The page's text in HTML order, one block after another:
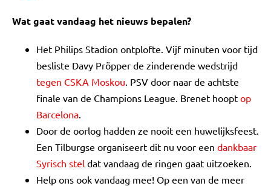
Wat gaat vandaag het nieuws bepalen?
Het Philips Stadion ontplofte. Vijf minuten voor tijd
besliste Davy Pröpper de zinderende wedstrijd
tegen CSKA Moskou. PSV door naar de achtste
finale van de Champions League. Brenet hoopt op
Barcelona.
Door de oorlog hadden ze nooit een huwelijksfeest.
Een Tilburgse organiseert dit nu voor een dankbaar
Syrisch stel dat vandaag de ringen gaat uitzoeken.
Help ons ook vandaag mee! Op een van de meer